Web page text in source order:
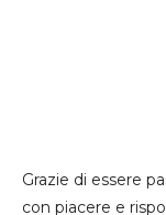
Grazie di essere
con piacere e